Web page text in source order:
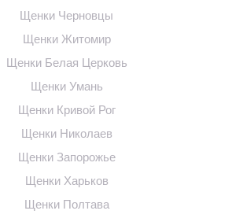
Щенки Черновцы
Щенки Житомир
Щенки Белая Церковь
Щенки Умань
Щенки Кривой Рог
Щенки Николаев
Щенки Запорожье
Щенки Харьков
Щенки Полтава